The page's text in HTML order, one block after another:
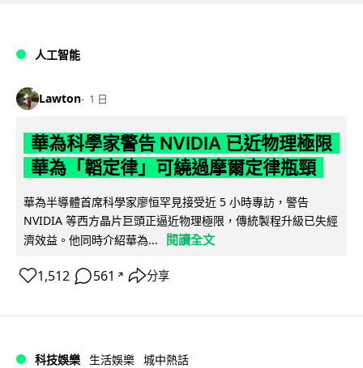
人工智能
Lawton 1 日
華為科學家警告 NVIDIA 已近物理極限
華為「韜定律」可繞過摩爾定律瓶頸
華為半導體首席科學家廖恒罕見接受近 5 小時專訪，警告
NVIDIA 等西方晶片巨頭正逼近物理極限，傳統製程升級已失經
濟效益。他同時介紹華為...
閱讀全文
1,512 561 ↗ 分享
科技娛樂 生活娛樂 城中熱話